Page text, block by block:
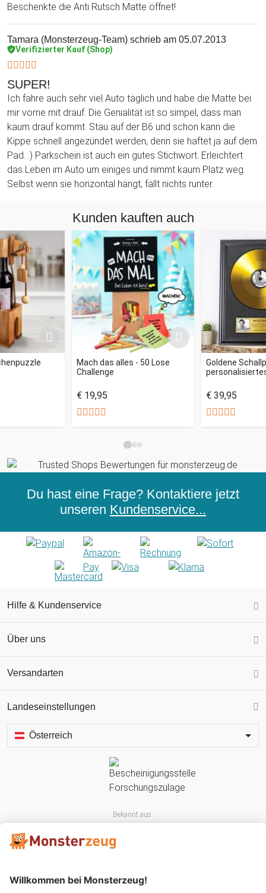
Beschenkte die Anti Rutsch Matte öffnet!
Tamara (Monsterzeug-Team) schrieb am 05.07.2013
Verifizierter Kauf (Shop)
SUPER!
Ich fahre auch sehr viel Auto täglich und habe die Matte bei
mir vorne mit drauf. Die Genialität ist so simpel, dass man
kaum drauf kommt. Stau auf der B6 und schon kann die
Kippe schnell angezündet werden, denn sie haftet ja auf dem
Pad. :) Parkschein ist auch ein gutes Stichwort. Erleichtert
das Leben im Auto um einiges und nimmt kaum Platz weg.
Selbst wenn sie horizontal hängt, fällt nichts runter.
Kunden kauften auch
Mach das alles - 50 Lose
Challenge
€ 19,95
Goldene
€ 39,95
Du hast eine Frage? Kontaktiere jetzt
unseren Kundenservice...
Hilfe & Kundenservice
Über uns
Versandarten
Landeseinstellungen
Österreich
Bekannt aus: